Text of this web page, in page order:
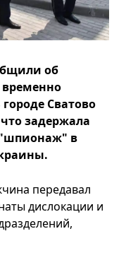
об
Сватово
задержала
"шпионаж" в
передавал
дислокации и